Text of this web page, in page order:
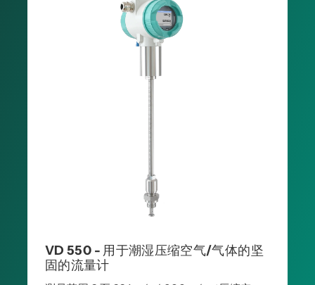
VD 550 - 用于潮湿压缩空气/气体的坚
固的流量计